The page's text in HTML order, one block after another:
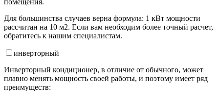
помещения.
Для большинства случаев верна формула: 1 кВт мощности
рассчитан на 10 м2. Если вам необходим более точный расчет,
обратитесь к нашим специалистам.
инверторный
Инверторный кондиционер, в отличие от обычного, может
плавно менять мощность своей работы, и поэтому имеет ряд
преимуществ: